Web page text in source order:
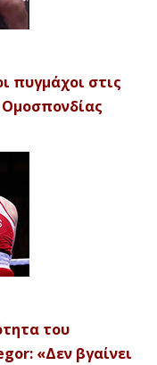
πυγμάχοι στις
Ομοσπονδίας
του
«Δεν βγαίνει